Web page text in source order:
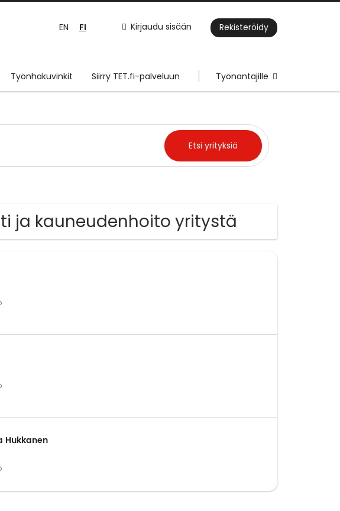
Kirjaudu sisään Rekisteröidy
EN FI
Työnhakuvinkit Siirry TET.fi-palveluun Työnantajille
ja kauneudenhoito yritystä
Hukkanen